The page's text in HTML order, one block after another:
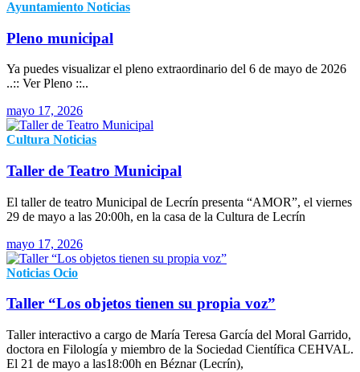
Ayuntamiento Noticias
Pleno municipal
Ya puedes visualizar el pleno extraordinario del 6 de mayo de 2026
..:: Ver Pleno ::..
mayo 17, 2026
Cultura Noticias
Taller de Teatro Municipal
El taller de teatro Municipal de Lecrín presenta “AMOR”, el viernes
29 de mayo a las 20:00h, en la casa de la Cultura de Lecrín
mayo 17, 2026
Noticias Ocio
Taller “Los objetos tienen su propia voz”
Taller interactivo a cargo de María Teresa García del Moral Garrido,
doctora en Filología y miembro de la Sociedad Científica CEHVAL.
El 21 de mayo a las18:00h en Béznar (Lecrín),